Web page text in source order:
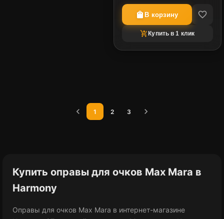
shopping_bagВ корзину favorite_border
shopping_cart_checkoutКупить в 1 клик
chevron_left 1 2 3 chevron_right
Купить оправы для очков Max Mara в
Harmony
Оправы для очков Max Mara в интернет-магазине